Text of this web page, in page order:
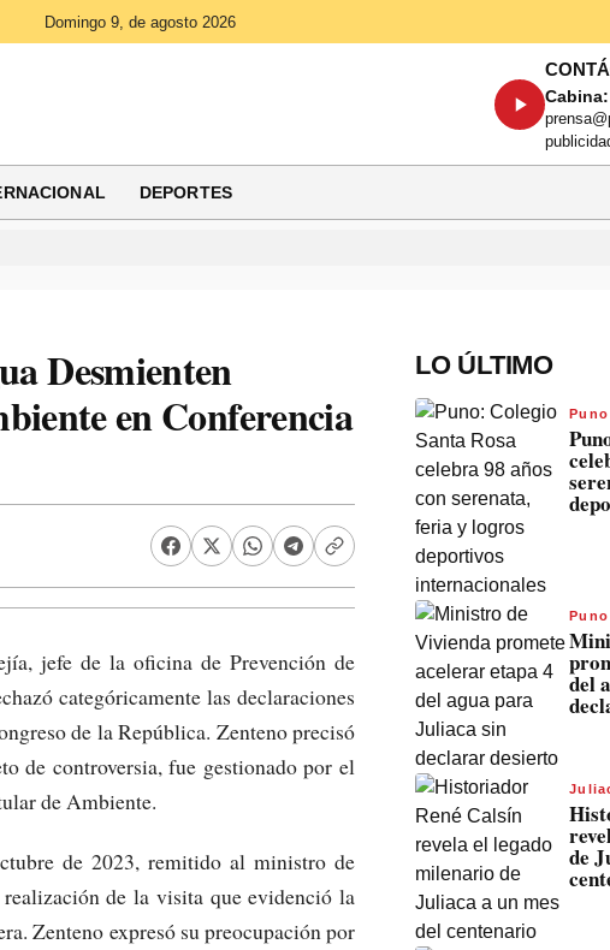
Domingo 9, de agosto 2026
Cabina:
DEPORTES
Desmienten
en Conferencia
jefe de la oficina de Prevención de
categóricamente las declaraciones
de la República. Zenteno precisó
de controversia, fue gestionado por el
de Ambiente.
de 2023, remitido al ministro de
de la visita que evidenció la
Zenteno expresó su preocupación por
LO ÚLTIMO
Puno
Puno
del
de